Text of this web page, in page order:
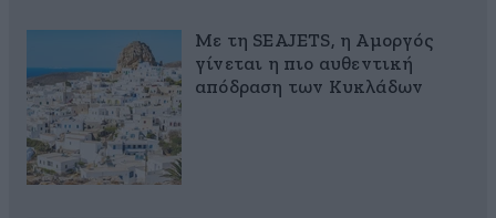
Με τη SEAJETS, η Αμοργός
γίνεται η πιο αυθεντική
απόδραση των Κυκλάδων